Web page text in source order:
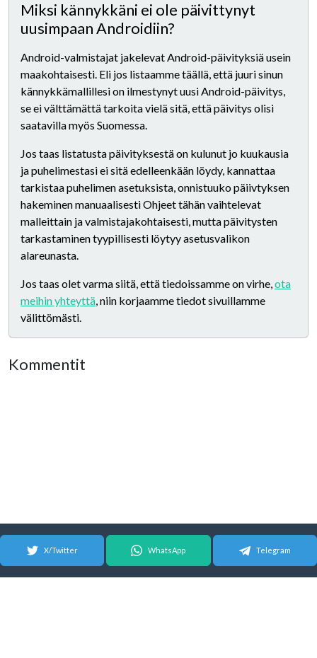
Miksi kännykkäni ei ole päivittynyt
uusimpaan Androidiin?
Android-valmistajat jakelevat Android-päivityksiä usein
maakohtaisesti. Eli jos listaamme täällä, että juuri sinun
kännykkämallillesi on ilmestynyt uusi Android-päivitys,
se ei välttämättä tarkoita vielä sitä, että päivitys olisi
saatavilla myös Suomessa.
Jos taas listatusta päivityksestä on kulunut jo kuukausia
ja puhelimestasi ei sitä edelleenkään löydy, kannattaa
tarkistaa puhelimen asetuksista, onnistuuko päiivtyksen
hakeminen manuaalisesti Ohjeet tähän vaihtelevat
malleittain ja valmistajakohtaisesti, mutta päivitysten
tarkastaminen tyypillisesti löytyy asetusvalikon
alareunasta.
Jos taas olet varma siitä, että tiedoissamme on virhe,ota
meihin yhteyttä, niin korjaamme tiedot sivuillamme
välittömästi.
Kommentit
X/Twitter WhatsApp Telegram